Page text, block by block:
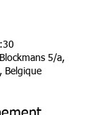
5/a,
Belgique